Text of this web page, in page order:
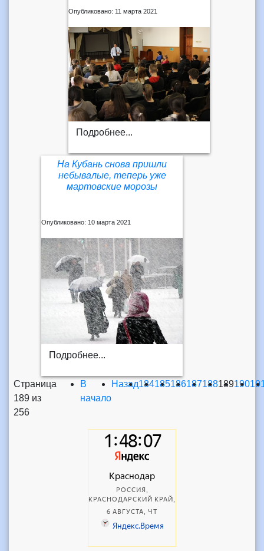
Опубликовано: 11 марта 2021
Подробнее...
На Кубань снова пришли
небывалые, теперь уже
мартовские морозы
Опубликовано: 10 марта 2021
Подробнее...
Страница
189 из
256
В
начало
Назад184185186187188189190